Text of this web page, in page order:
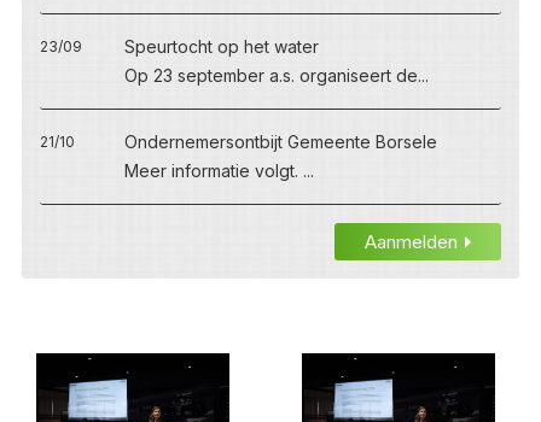
23/09
Speurtocht op het water
Op 23 september a.s. organiseert de...
21/10
Ondernemersontbijt Gemeente Borsele
Meer informatie volgt. ...
Aanmelden